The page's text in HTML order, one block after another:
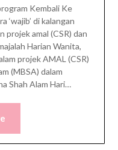
Kembali Ke
‘wajib’ di kalangan
amal (CSR) dan
Harian Wanita,
projek AMAL (CSR)
(MBSA) dalam
Shah Alam Hari…